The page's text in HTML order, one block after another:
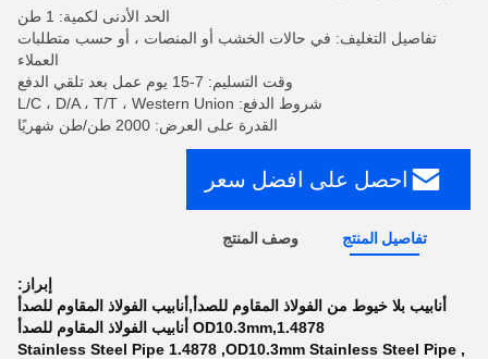
الحد الأدنى لكمية: 1 طن
تفاصيل التغليف: في حالات الخشب أو المنصات ، أو حسب متطلبات
العملاء
وقت التسليم: 7-15 يوم عمل بعد تلقي الدفع
شروط الدفع: L/C ، D/A ، T/T ، Western Union
القدرة على العرض: 2000 طن/طن شهريًا
احصل على افضل سعر
تفاصيل المنتج وصف المنتج
إبراز:
أنابيب بلا خيوط من الفولاذ المقاوم للصدأ,أنابيب الفولاذ المقاوم للصدأ
OD10.3mm,1.4878 أنابيب الفولاذ المقاوم للصدأ
,
OD10.3mm Stainless Steel Pipe
,
1.4878 Stainless Steel Pipe